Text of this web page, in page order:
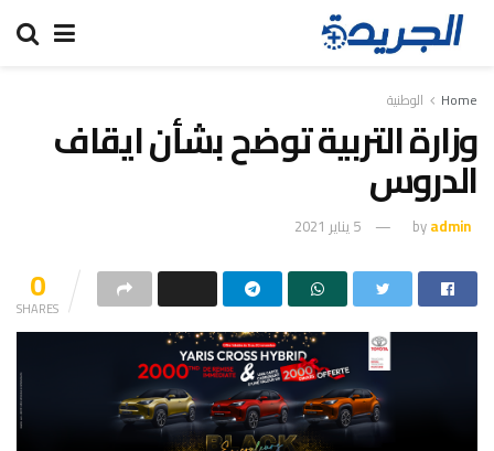
Home الوطنية
وزارة التربية توضح بشأن ايقاف
الدروس
byadmin 5 يناير 2021
0
SHARES